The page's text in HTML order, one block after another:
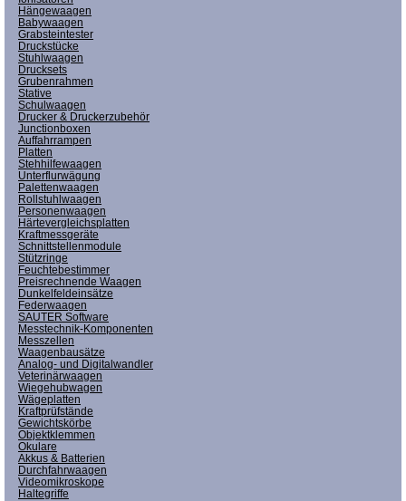
Hängewaagen
Babywaagen
Grabsteintester
Druckstücke
Stuhlwaagen
Drucksets
Grubenrahmen
Stative
Schulwaagen
Drucker & Druckerzubehör
Junctionboxen
Auffahrrampen
Platten
Stehhilfewaagen
Unterflurwägung
Palettenwaagen
Rollstuhlwaagen
Personenwaagen
Härtevergleichsplatten
Kraftmessgeräte
Schnittstellenmodule
Stützringe
Feuchtebestimmer
Preisrechnende Waagen
Dunkelfeldeinsätze
Federwaagen
SAUTER Software
Messtechnik-Komponenten
Messzellen
Waagenbausätze
Analog- und Digitalwandler
Veterinärwaagen
Wiegehubwagen
Wägeplatten
Kraftprüfstände
Gewichtskörbe
Objektklemmen
Okulare
Akkus & Batterien
Durchfahrwaagen
Videomikroskope
Haltegriffe